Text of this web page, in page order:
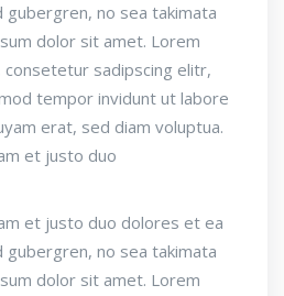
gubergren, no sea takimata
dolor sit amet. Lorem
sadipscing elitr,
tempor invidunt ut labore
erat, sed diam voluptua.
et justo duo
et justo duo dolores et ea
gubergren, no sea takimata
dolor sit amet. Lorem